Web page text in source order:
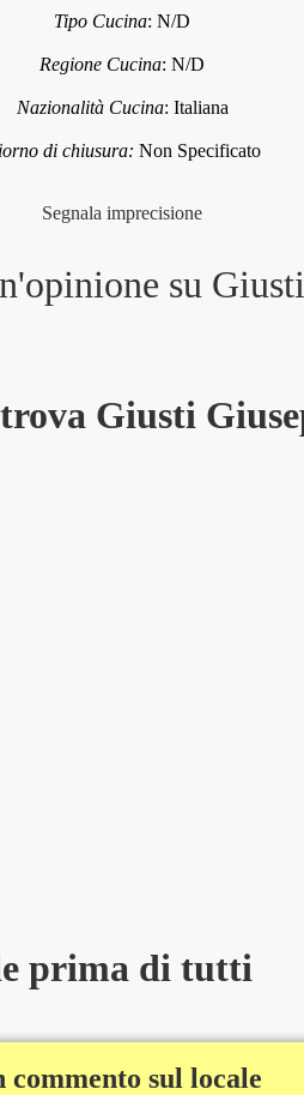
Tipo Cucina:N/D
Regione Cucina:N/D
Nazionalità Cucina: Italiana
di chiusura:Non Specificato
Segnala imprecisione
su
Giusti
prima di tutti
commento sul locale